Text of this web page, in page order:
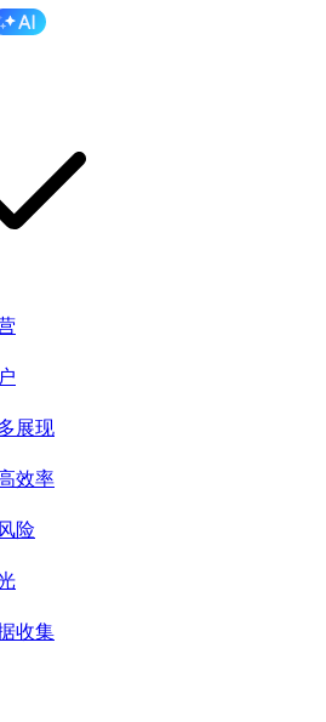
展现
效率
险
收集